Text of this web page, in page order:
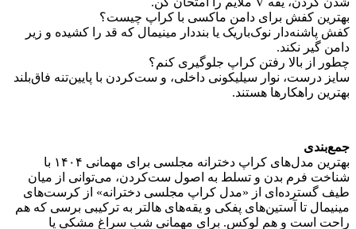
بهترین کفش برای دامن ماکسی با کراپ چیست؟
کفش پاشنه‌دار نوک‌باریک یا بنددار مینیمال که قد را کشیده و زیر
دامن گیر نکند.
چطور از بالا رفتن کراپ جلوگیری کنم؟
سایز درست، نوار سیلیکونی داخلی، و ست‌کردن با پایین‌تنه فاق‌بلند
بهترین راهکارها هستند.
جمع‌بندی
بهترین مدل‌های کراپ دخترانه مجلسی برای مهمانی ۱۴۰۴ با
شناخت فرم بدن و تسلط به اصول ست‌کردن، می‌توانی از میان
طیف گسترده‌ای از «مدل کراپ مجلسی دخترانه» از کرست‌های
مینیمال تا آستین‌های پفکی و یقه‌های هالتر به ترکیبی برسی که هم
راحت است و هم لوکس. برای مهمانی شب سراغ مشکی یا